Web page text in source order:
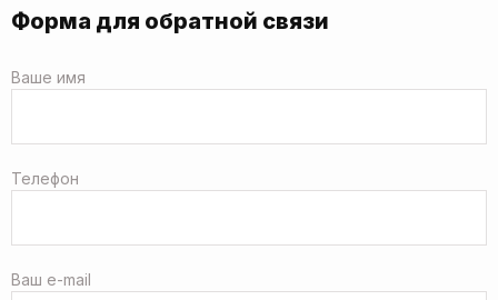
Форма для обратной связи
Ваше имя
Телефон
Ваш e-mail